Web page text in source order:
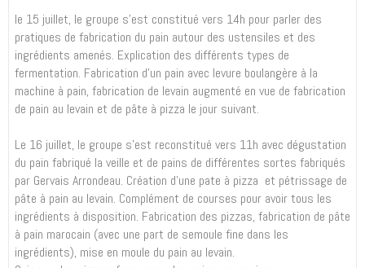
le 15 juillet, le groupe s'est constitué vers 14h pour parler des
pratiques de fabrication du pain autour des ustensiles et des
ingrédients amenés. Explication des différents types de
fermentation. Fabrication d'un pain avec levure boulangère à la
machine à pain, fabrication de levain augmenté en vue de fabrication
de pain au levain et de pâte à pizza le jour suivant.
Le 16 juillet, le groupe s'est reconstitué vers 11h avec dégustation
du pain fabriqué la veille et de pains de différentes sortes fabriqués
par Gervais Arrondeau. Création d'une pate à pizza et pétrissage de
pâte à pain au levain. Complément de courses pour avoir tous les
ingrédients à disposition. Fabrication des pizzas, fabrication de pâte
à pain marocain (avec une part de semoule fine dans les
ingrédients), mise en moule du pain au levain.